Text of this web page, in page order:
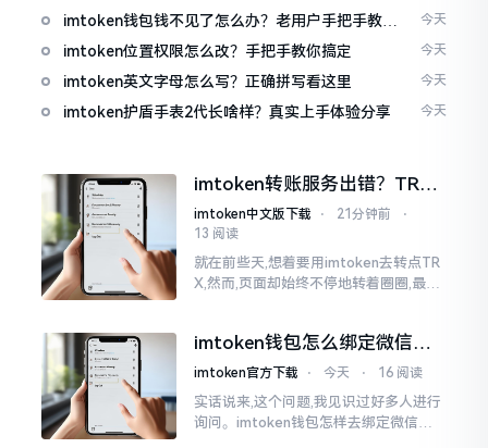
老币民告诉你
imtoken钱包钱不见了怎么办？老用户手把手教你
找回
今天
imtoken位置权限怎么改？手把手教你搞定 今天
imtoken英文字母怎么写？正确拼写看这里 今天
imtoken护盾手表2代长啥样？真实上手体验分享 今天
imtoken转账服务出错？TRX
转不出去别慌，这几招试试
imtoken中文版下载 ⋅ 21分钟前
⋅
13 阅读
就在前些天,想着要用imtoken去转点TR
X,然而,页面却始终不停地转着圈圈,最终
imtoken钱包怎么绑定微信？
答案可能让你失望
imtoken官方下载 ⋅ 今天 ⋅ 16 阅读
实话说来,这个问题,我见识过好多人进行
询问。imtoken钱包怎样去绑定微信呢?